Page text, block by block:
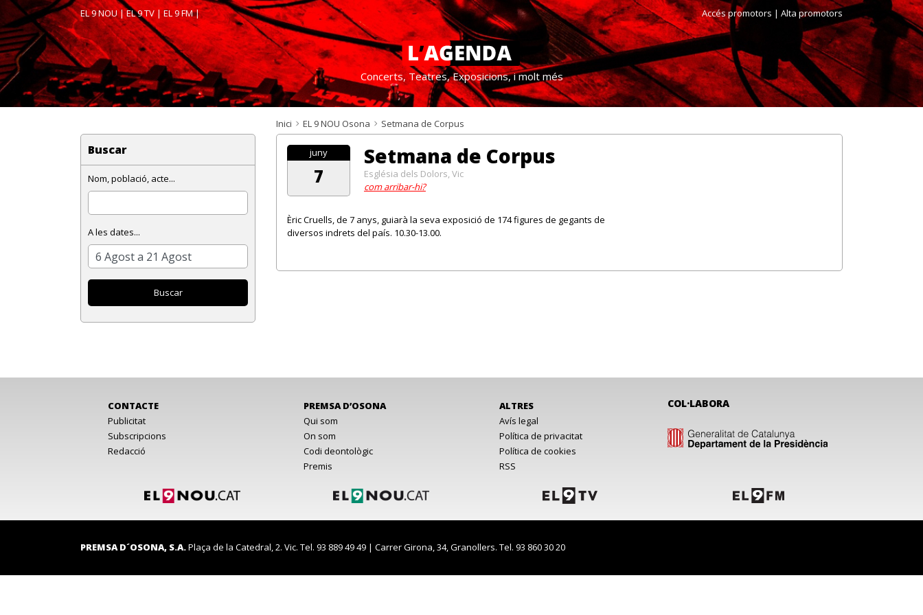
EL 9 NOU|EL 9 TV |EL 9 FM| Accés promotors | Alta promotors
Concerts, Teatres, Exposicions, i molt més
Buscar
Nom, població, acte...
A les dates...
Inici EL 9 NOU Osona Setmana de Corpus
juny
7
Setmana de Corpus
Església dels Dolors, Vic
com arribar-hi?
Èric Cruells, de 7 anys, guiarà la seva exposició de 174 figures de gegants de
diversos indrets del país. 10.30-13.00.
CONTACTE
Publicitat
Subscripcions
Redacció
PREMSA D’OSONA
Qui som
On som
Codi deontològic
Premis
ALTRES
Avís legal
Política de privacitat
Política de cookies
RSS
COL·LABORA
PREMSA D´OSONA, S.A.Plaça de la Catedral, 2. Vic. Tel. 93 889 49 49 | Carrer Girona, 34, Granollers. Tel. 93 860 30 20